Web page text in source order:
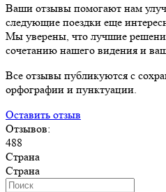
Ваши отзывы помогают нам
следующие поездки еще
Мы уверены, что лучшие
сочетанию нашего видения и
Все отзывы публикуются с
орфографии и пунктуации.
Оставить отзыв
Отзывов:
488
Страна
Страна